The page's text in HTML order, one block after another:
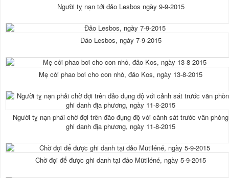
Người tỵ nạn tới đảo Lesbos ngày 9-9-2015
Đảo Lesbos, ngày 7-9-2015
Mẹ cởi phao bơi cho con nhỏ, đảo Kos, ngày 13-8-2015
Người tỵ nạn phải chờ đợi trên đảo đụng độ với cảnh sát trước văn phòng
ghi danh địa phương, ngày 11-8-2015
Chờ đợi để được ghi danh tại đảo Mütiléné, ngày 5-9-2015